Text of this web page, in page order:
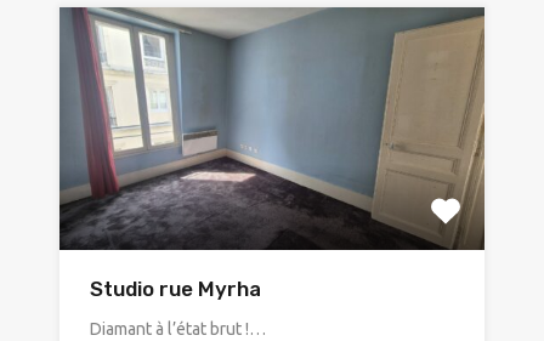
Studio rue Myrha
Diamant à l’état brut !…